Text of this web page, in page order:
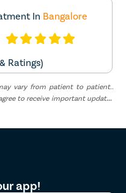
In Bangalore
Ratings)
vary from patient to patient..
to receive important updates
app!